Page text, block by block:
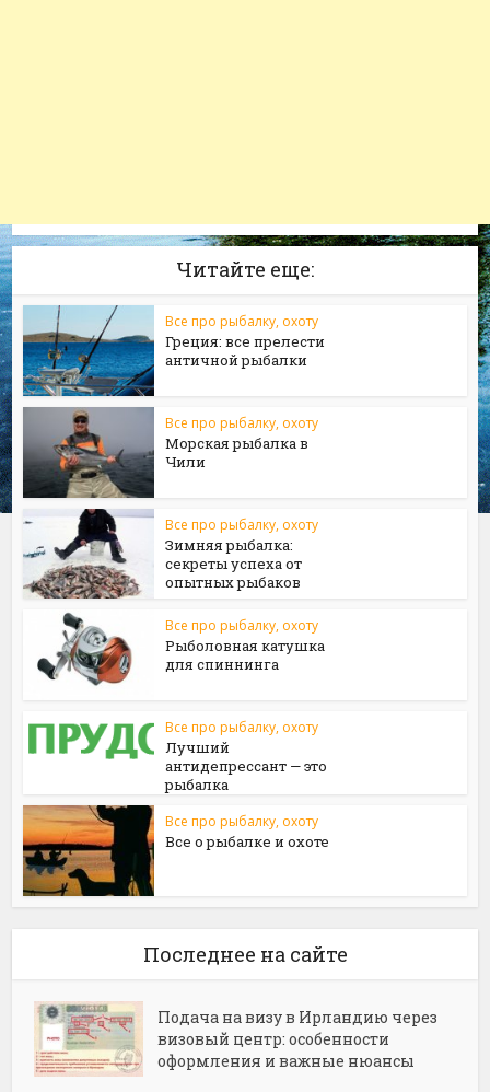
Читайте еще:
Все про рыбалку, охоту
Греция: все прелести
античной рыбалки
Все про рыбалку, охоту
Морская рыбалка в
Чили
Все про рыбалку, охоту
Зимняя рыбалка:
секреты успеха от
опытных рыбаков
Все про рыбалку, охоту
Рыболовная катушка
для спиннинга
Все про рыбалку, охоту
Лучший
антидепрессант — это
рыбалка
Все про рыбалку, охоту
Все о рыбалке и охоте
Последнее на сайте
Подача на визу в Ирландию через
визовый центр: особенности
оформления и важные нюансы